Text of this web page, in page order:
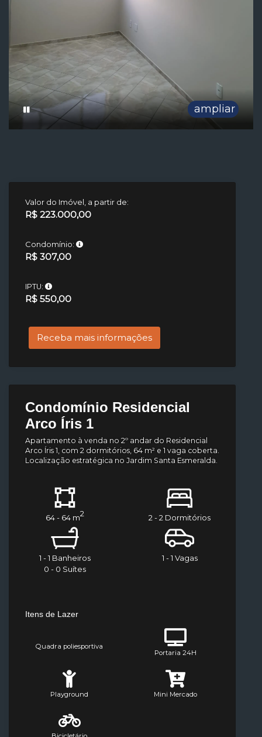
ampliar
Condomínio Residencial
Arco Íris 1
Apartamento à venda no 2º andar do Residencial
Arco Íris 1, com 2 dormitórios, 64 m² e 1 vaga coberta.
Localização estratégica no Jardim Santa Esmeralda.
64 - 64 m2 2 - 2 Dormitórios
1 - 1 Banheiros
0 - 0 Suítes
1 - 1 Vagas
Itens de Lazer
Quadra poliesportiva
Portaria 24H
Playground Mini Mercado
Valor do Imóvel, a partir de:
R$ 223.000,00
Condomínio:
R$ 307,00
IPTU:
R$ 550,00
Receba mais informações